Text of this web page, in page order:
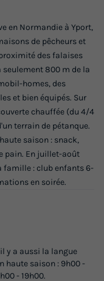
en Normandie à Yport,
de pêcheurs et
des falaises
seulement 800 m de la
homes, des
et bien équipés. Sur
chauffée (du 4/4
terrain de pétanque.
saison : snack,
pain. En juillet-août
famille : club enfants 6-
en soirée.
y a aussi la langue
haute saison : 9h00 -
- 19h00.